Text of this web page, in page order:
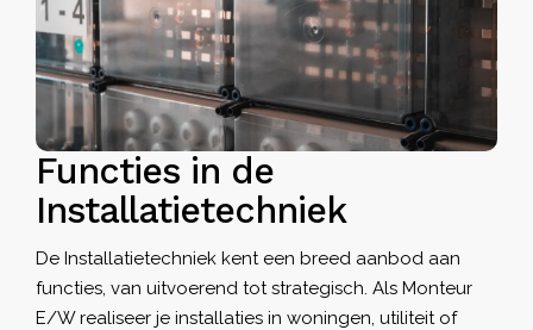
Functies in de
Installatietechniek
De Installatietechniek kent een breed aanbod aan
functies, van uitvoerend tot strategisch. Als Monteur
E/W realiseer je installaties in woningen, utiliteit of